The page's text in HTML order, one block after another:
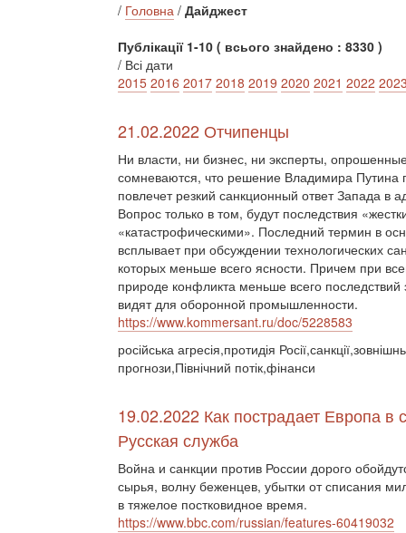
/ Головна / Дайджест
Публікації 1-10 ( всього знайдено : 8330 )
/ Всі дати
2015 2016 2017 2018 2019 2020 2021 2022
21.02.2022 Отчипенцы
Ни власти, ни бизнес, ни эксперты,
сомневаются, что решение Владимира Путина
повлечет резкий санкционный ответ Запада в
Вопрос только в том, будут последствия
«катастрофическими». Последний термин в
всплывает при обсуждении технологических
которых меньше всего ясности. Причем при
природе конфликта меньше всего последствий
видят для оборонной промышленности.
https://www.kommersant.ru/doc/5228583
російська агресія,протидія
прогнози,Північний потік,фінанси
19.02.2022 Как пострадает Европа
Русская служба
Война и санкции против России дорого
сырья, волну беженцев, убытки от списания
в тяжелое постковидное время.
https://www.bbc.com/russian/features-60419032